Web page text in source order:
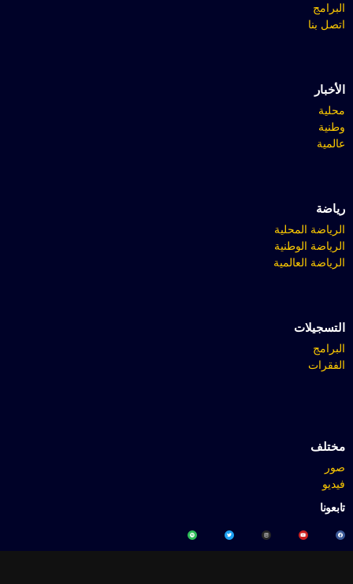
البرامج
اتصل بنا
الأخبار
محلية
وطنية
عالمية
رياضة
الرياضة المحلية
الرياضة الوطنية
الرياضة العالمية
التسجيلات
البرامج
الفقرات
مختلف
صور
فيديو
تابعونا